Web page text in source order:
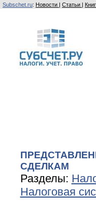
Subschet.ru: Новости | Статьи |
СДЕЛКАМ
Разделы:
Налоговая